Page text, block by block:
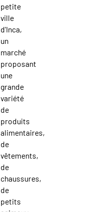
petite
ville
d'Inca,
un
marché
proposant
une
grande
variété
de
produits
alimentaires,
de
vêtements,
de
chaussures,
de
petits